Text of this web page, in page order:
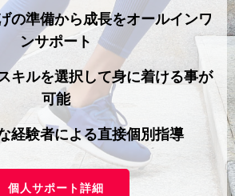
の準備から成長をオールインワ
ンサポート
キルを選択して身に着ける事が
可能
経験者による直接個別指導
個人サポート詳細